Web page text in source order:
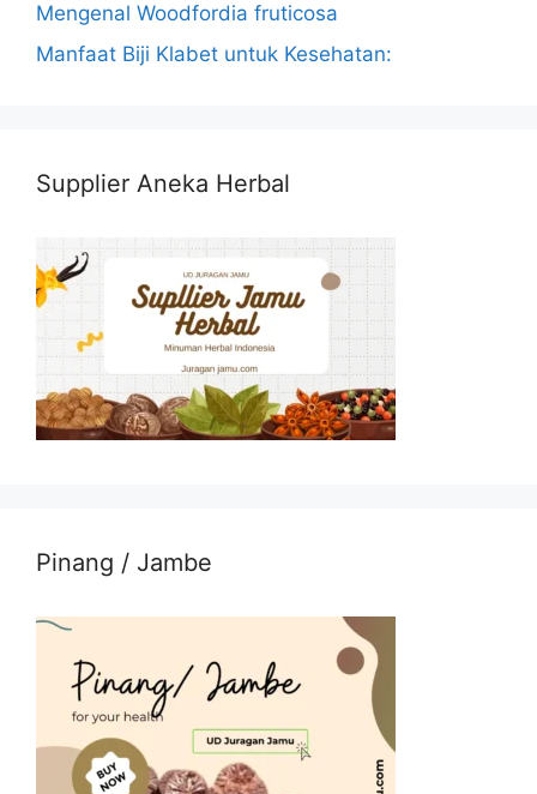
Mengenal Woodfordia fruticosa
Manfaat Biji Klabet untuk Kesehatan:
Supplier Aneka Herbal
Pinang / Jambe